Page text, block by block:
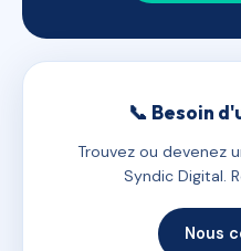
📞 Besoin
Trouvez ou devenez
Syndic Digital.
Nous